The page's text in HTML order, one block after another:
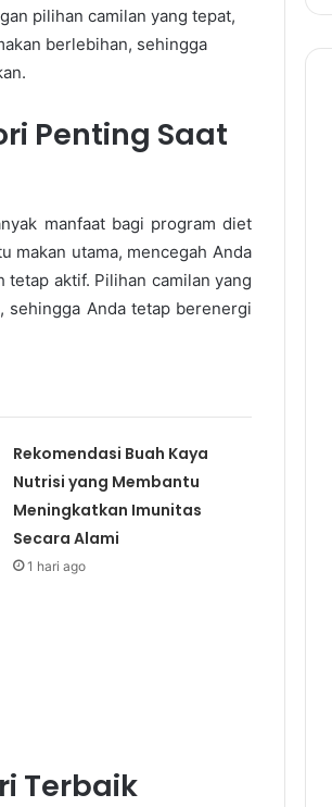
pilihan camilan yang tepat,
berlebihan, sehingga
Penting Saat
manfaat bagi program diet
makan utama, mencegah Anda
tetap aktif. Pilihan camilan yang
Anda tetap berenergi
Rekomendasi Buah Kaya
Nutrisi yang Membantu
Meningkatkan Imunitas
Secara Alami
1 hari ago
Terbaik